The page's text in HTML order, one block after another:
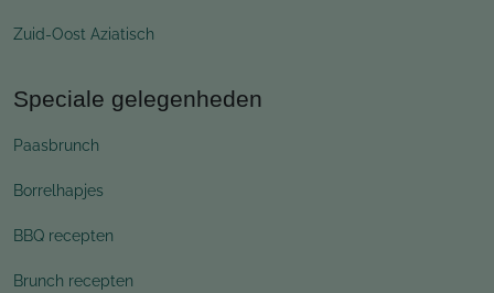
Zuid-Oost Aziatisch
Speciale gelegenheden
Paasbrunch
Borrelhapjes
BBQ recepten
Brunch recepten